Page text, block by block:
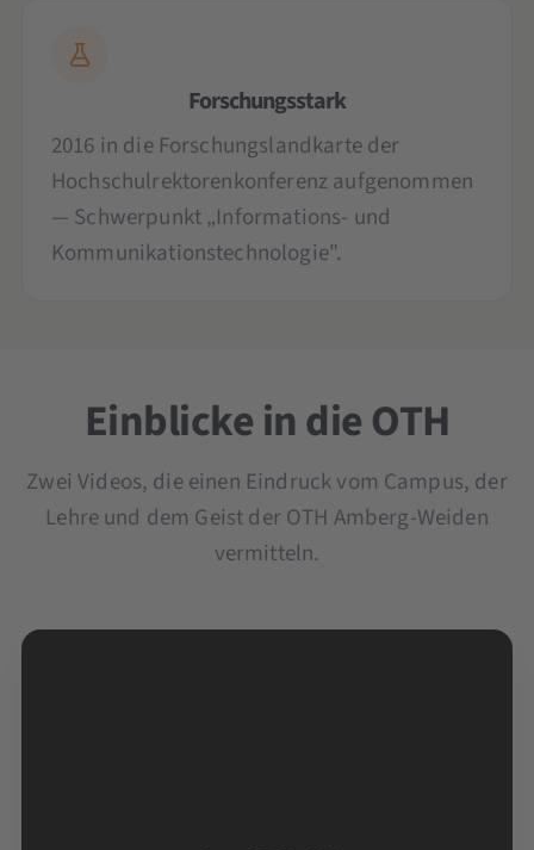
Forschungsstark
2016 in die Forschungslandkarte der
Hochschulrektorenkonferenz aufgenommen
— Schwerpunkt „Informations- und
Kommunikationstechnologie".
Einblicke in die OTH
Zwei Videos, die einen Eindruck vom Campus, der
Lehre und dem Geist der OTH Amberg-Weiden
vermitteln.